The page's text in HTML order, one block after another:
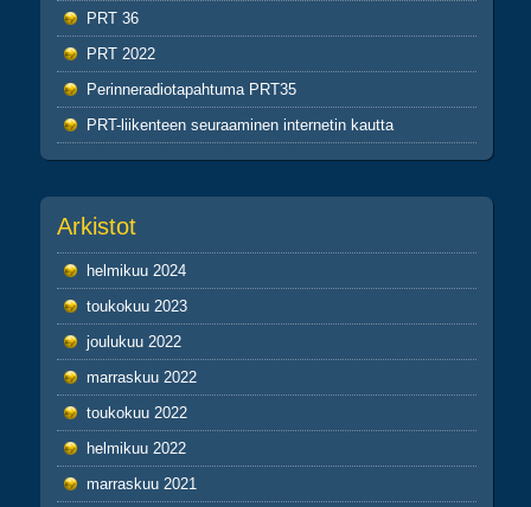
PRT 36
PRT 2022
Perinneradiotapahtuma PRT35
PRT-liikenteen seuraaminen internetin kautta
Arkistot
helmikuu 2024
toukokuu 2023
joulukuu 2022
marraskuu 2022
toukokuu 2022
helmikuu 2022
marraskuu 2021